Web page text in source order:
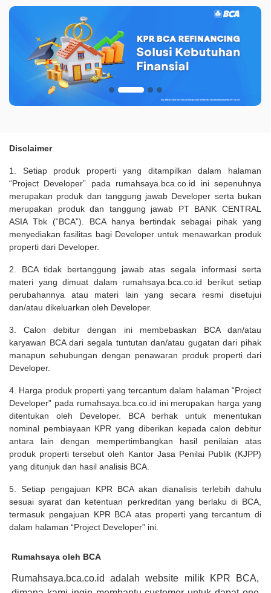
Disclaimer
1. Setiap produk properti yang ditampilkan dalam halaman
“Project Developer” pada rumahsaya.bca.co.id ini sepenuhnya
merupakan produk dan tanggung jawab Developer serta bukan
merupakan produk dan tanggung jawab PT BANK CENTRAL
ASIA Tbk (“BCA”). BCA hanya bertindak sebagai pihak yang
menyediakan fasilitas bagi Developer untuk menawarkan produk
properti dari Developer.
2. BCA tidak bertanggung jawab atas segala informasi serta
materi yang dimuat dalam rumahsaya.bca.co.id berikut setiap
perubahannya atau materi lain yang secara resmi disetujui
dan/atau dikeluarkan oleh Developer.
3. Calon debitur dengan ini membebaskan BCA dan/atau
karyawan BCA dari segala tuntutan dan/atau gugatan dari pihak
manapun sehubungan dengan penawaran produk properti dari
Developer.
4. Harga produk properti yang tercantum dalam halaman “Project
Developer” pada rumahsaya.bca.co.id ini merupakan harga yang
ditentukan oleh Developer. BCA berhak untuk menentukan
nominal pembiayaan KPR yang diberikan kepada calon debitur
antara lain dengan mempertimbangkan hasil penilaian atas
produk properti tersebut oleh Kantor Jasa Penilai Publik (KJPP)
yang ditunjuk dan hasil analisis BCA.
5. Setiap pengajuan KPR BCA akan dianalisis terlebih dahulu
sesuai syarat dan ketentuan perkreditan yang berlaku di BCA,
termasuk pengajuan KPR BCA atas properti yang tercantum di
dalam halaman “Project Developer” ini.
Rumahsaya oleh BCA
Rumahsaya.bca.co.id adalah website milik KPR BCA,